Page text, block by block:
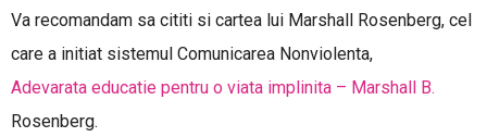
Va recomandam sa cititi si cartea lui Marshall Rosenberg, cel
care a initiat sistemul Comunicarea Nonviolenta,
Adevarata educatie pentru o viata implinita – Marshall B.
Rosenberg.